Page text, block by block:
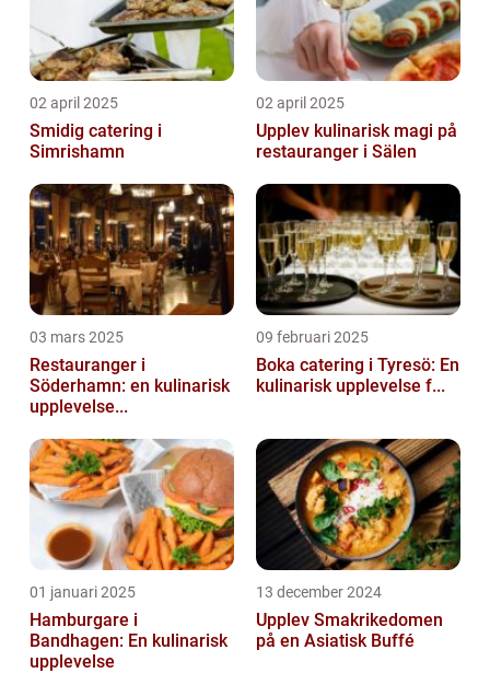
02 april 2025
Smidig catering i
Simrishamn
02 april 2025
Upplev kulinarisk magi på
restauranger i Sälen
03 mars 2025
Restauranger i
Söderhamn: en kulinarisk
upplevelse...
09 februari 2025
Boka catering i Tyresö: En
kulinarisk upplevelse f...
01 januari 2025
Hamburgare i
Bandhagen: En kulinarisk
upplevelse
13 december 2024
Upplev Smakrikedomen
på en Asiatisk Buffé